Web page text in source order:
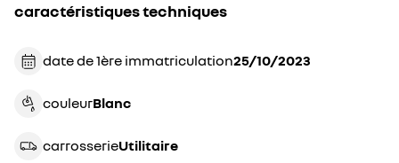
caractéristiques techniques
date de 1ère immatriculation 25/10/2023
couleur blanc
carrosserie utilitaire